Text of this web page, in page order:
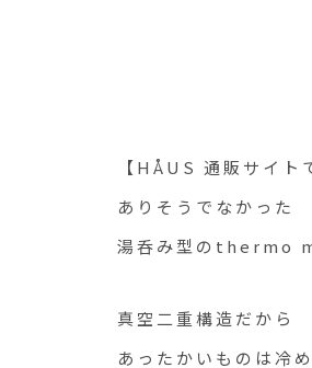
【HÅUS 通販サイ
ありそうでなかった
湯呑み型のthermo
真空二重構造だから
あったかいものは冷